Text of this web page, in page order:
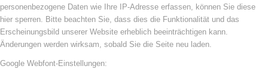
personenbezogene Daten wie Ihre IP-Adresse erfassen, können Sie diese
hier sperren. Bitte beachten Sie, dass dies die Funktionalität und das
Erscheinungsbild unserer Website erheblich beeinträchtigen kann.
Änderungen werden wirksam, sobald Sie die Seite neu laden.
Google Webfont-Einstellungen: